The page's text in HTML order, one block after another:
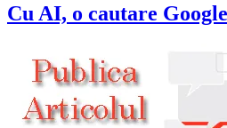
Cu AI, o cautare